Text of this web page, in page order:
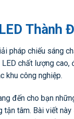
Thành
pháp chiếu sáng
chất lượng cao,
khu công nghiệp.
đến cho bạn
tận tâm. Bài viết